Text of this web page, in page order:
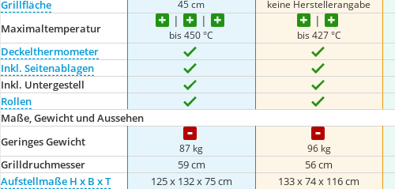
Grillfläche
45 cm keine Herstellerangabe
Maximaltemperatur bis 450 °C bis 427 °C
Deckelthermometer
Inkl. Seitenablagen
Inkl. Untergestell
Rollen
Maße, Gewicht und Aussehen
Geringes Gewicht
87 kg 96 kg
Grilldruchmesser 59 cm 56 cm
Aufstellmaße H x B x T
125 x 132 x 75 cm 133 x 74 x 116 cm